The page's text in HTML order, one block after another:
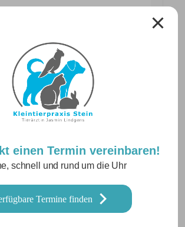
einen Termin vereinbaren!
schnell und rund um die Uhr
Termine finden
kann
erkannt und die
Therapie für Ihr Tier
werden.